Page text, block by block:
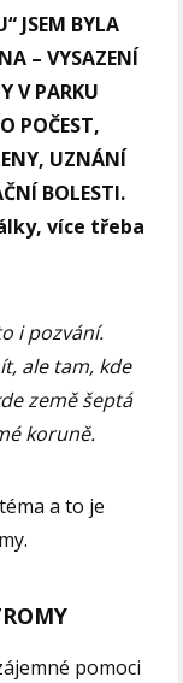
JSEM BYLA
– VYSAZENÍ
V PARKU
POČEST,
UZNÁNÍ
BOLESTI.
více třeba
i pozvání.
ale tam, kde
země šeptá
koruně.
a to je
pomoci